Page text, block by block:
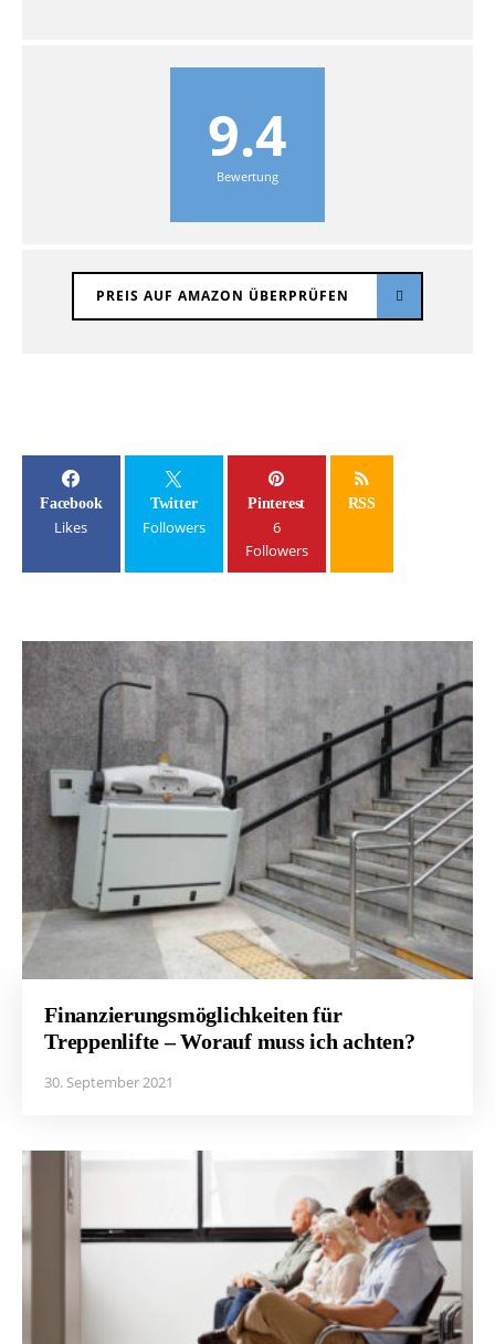
9.4
Bewertung
PREIS AUF AMAZON ÜBERPRÜFEN
Facebook
Likes
Twitter
Followers
Pinterest
6
Followers
RSS
Finanzierungsmöglichkeiten für
Treppenlifte – Worauf muss ich achten?
30. September 2021